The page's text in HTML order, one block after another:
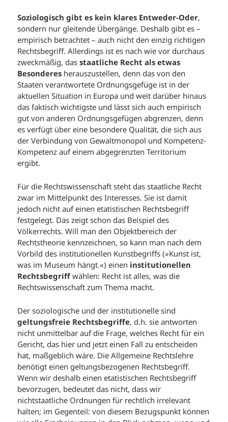
Soziologisch gibt es kein klares Entweder-Oder,
sondern nur gleitende Übergänge. Deshalb gibt es –
empirisch betrachtet – auch nicht den einzig richtigen
Rechtsbegriff. Allerdings ist es nach wie vor durchaus
zweckmäßig, dasstaatliche Recht als etwas
Besonderes herauszustellen, denn das von den
Staaten verantwortete Ordnungsgefüge ist in der
aktuellen Situation in Europa und weit darüber hinaus
das faktisch wichtigste und lässt sich auch empirisch
gut von anderen Ordnungsgefügen abgrenzen, denn
es verfügt über eine besondere Qualität, die sich aus
der Verbindung von Gewaltmonopol und Kompetenz-
Kompetenz auf einem abgegrenzten Territorium
ergibt.
Für die Rechtswissenschaft steht das staatliche Recht
zwar im Mittelpunkt des Interesses. Sie ist damit
jedoch nicht auf einen etatistischen Rechtsbegriff
festgelegt. Das zeigt schon das Beispiel des
Völkerrechts. Will man den Objektbereich der
Rechtstheorie kennzeichnen, so kann man nach dem
Vorbild des institutionellen Kunstbegriffs (»Kunst ist,
was im Museum hängt.«) einen institutionellen
Rechtsbegriff wählen: Recht ist alles, was die
Rechtswissenschaft zum Thema macht.
Der soziologische und der institutionelle sind
geltungsfreie Rechtsbegriffe, d.h. sie antworten
nicht unmittelbar auf die Frage, welches Recht für ein
Gericht, das hier und jetzt einen Fall zu entscheiden
hat, maßgeblich wäre. Die Allgemeine Rechtslehre
benötigt einen geltungsbezogenen Rechtsbegriff.
Wenn wir deshalb einen etatistischen Rechtsbegriff
bevorzugen, bedeutet das nicht, dass wir
nichtstaatliche Ordnungen für rechtlich irrelevant
halten; im Gegenteil: von diesem Bezugspunkt können